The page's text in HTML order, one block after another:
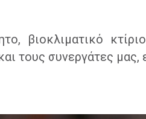
βιοκλιματικό
τους συνεργάτες